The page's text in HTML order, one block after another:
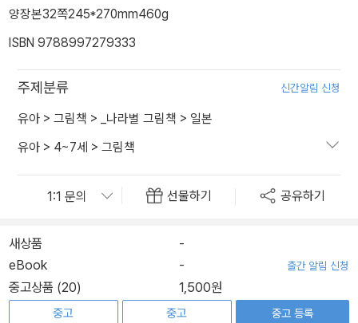
양장본32쪽245*270mm460g
ISBN 9788997279333
주제분류 신간알림 신청
유아 > 그림책 > _나라별 그림책 > 일본
유아 > 4~7세 > 그림책
선물하기 공유하기
새상품
-
eBook
- 출간 알림 신청
중고상품 (20) 1,500원
중고
중고
중고 등록